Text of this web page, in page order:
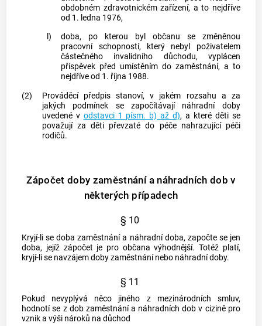
obdobném zdravotnickém zařízení, a to nejdříve
od 1. ledna 1976,
l)
doba, po kterou byl občanu se změněnou
pracovní schopností, který nebyl poživatelem
částečného invalidního důchodu, vyplácen
příspěvek před umístěním do zaměstnání, a to
nejdříve od 1. října 1988.
(2)
Prováděcí předpis stanoví, v jakém rozsahu a za
jakých podmínek se započítávají náhradní doby
uvedené v odstavci 1 písm. b) až d), a které děti se
považují za děti převzaté do péče nahrazující péči
rodičů.
Zápočet doby zaměstnání a náhradních dob v
některých případech
§ 10
Kryjí-li se doba zaměstnání a náhradní doba, započte se jen
doba, jejíž zápočet je pro občana výhodnější. Totéž platí,
kryjí-li se navzájem doby zaměstnání nebo náhradní doby.
§ 11
Pokud nevyplývá něco jiného z mezinárodních smluv,
hodnotí se z dob zaměstnání a náhradních dob v cizině pro
vznik a výši nároků na důchod